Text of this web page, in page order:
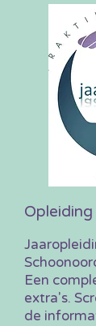
Een
extra's.
de